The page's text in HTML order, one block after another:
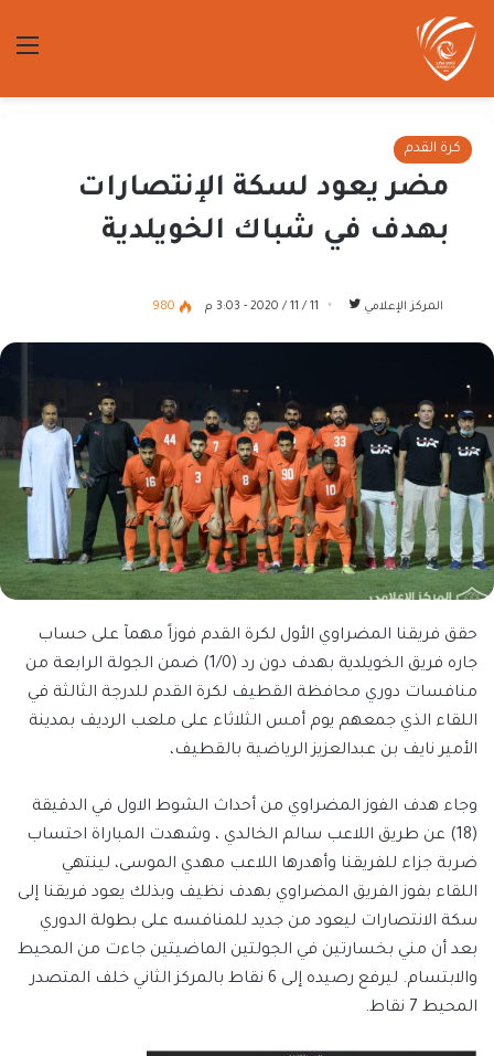
كرة القدم
مضر يعود لسكة الإنتصارات
بهدف في شباك الخويلدية
المركز الإعلامي
تابع
11 / 11 / 2020 - 3:03 م 980
حقق فريقنا المضراوي الأول لكرة القدم فوزاً مهمآ على حساب
جاره فريق الخويلدية بهدف دون رد (1/0) ضمن الجولة الرابعة من
منافسات دوري محافظة القطيف لكرة القدم للدرجة الثالثة في
اللقاء الذي جمعهم يوم أمس الثلاثاء على ملعب الرديف بمدينة
الأمير نايف بن عبدالعزيز الرياضية بالقطيف،
وجاء هدف الفوز المضراوي من أحداث الشوط الاول في الدقيقة
(18) عن طريق اللاعب سالم الخالدي ، وشهدت المباراة احتساب
ضربة جزاء للفريقنا وأهدرها اللاعب مهدي الموسى، لينتهي
اللقاء بفوز الفريق المضراوي بهدف نظيف وبذلك يعود فريقنا إلى
سكة الانتصارات ليعود من جديد للمنافسه على بطولة الدوري
بعد أن مني بخسارتين في الجولتين الماضيتين جاءت من المحيط
والابتسام. ليرفع رصيده إلى 6 نقاط بالمركز الثاني خلف المتصدر
المحيط 7 نقاط.